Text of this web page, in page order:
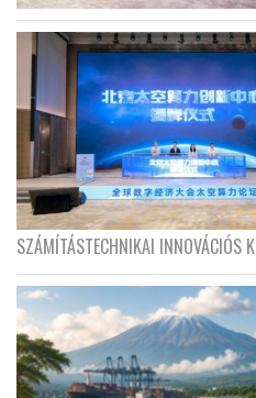
SZÁMÍTÁSTECHNIKAI INNOVÁCIÓS